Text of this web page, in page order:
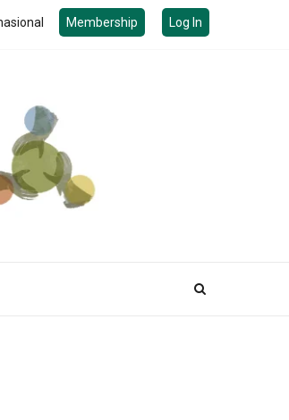
Membership Log In